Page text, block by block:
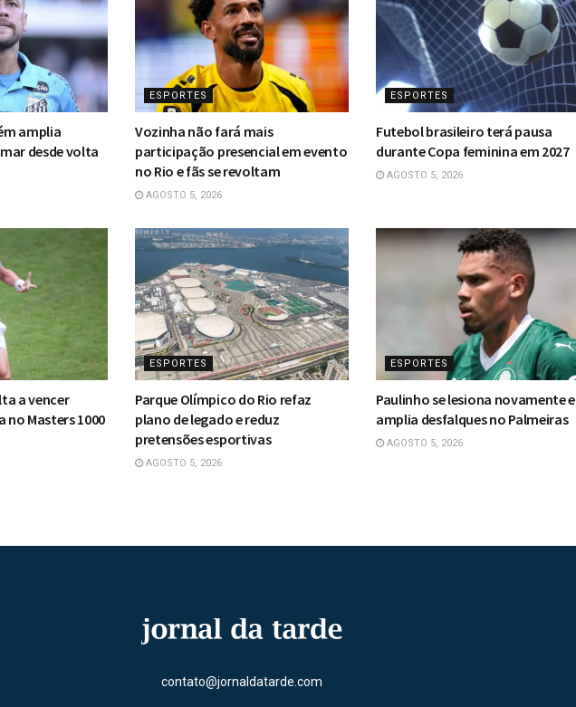
amplia
desde volta
ESPORTES
Vozinha não fará mais
participação presencial em evento
no Rio e fãs se revoltam
AGOSTO 5, 2026
ESPORTES
Futebol brasileiro terá pausa
durante Copa feminina em 2027
AGOSTO 5, 2026
a vencer
no Masters 1000
ESPORTES
Parque Olímpico do Rio refaz
plano de legado e reduz
pretensões esportivas
AGOSTO 5, 2026
ESPORTES
Paulinho se lesiona novamente e
amplia desfalques no Palmeiras
AGOSTO 5, 2026
contato@jornaldatarde.com